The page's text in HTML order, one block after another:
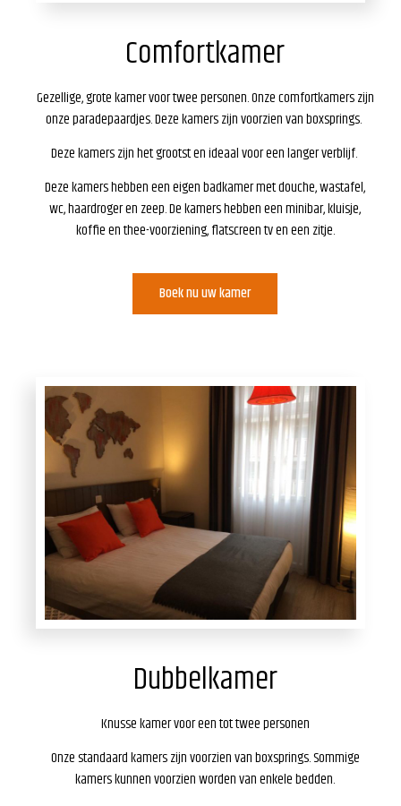
Comfortkamer
Gezellige, grote kamer voor twee personen. Onze comfortkamers zijn
onze paradepaardjes. Deze kamers zijn voorzien van boxsprings.
Deze kamers zijn het grootst en ideaal voor een langer verblijf.
Deze kamers hebben een eigen badkamer met douche, wastafel,
wc, haardroger en zeep. De kamers hebben een minibar, kluisje,
koffie en thee-voorziening, flatscreen tv en een zitje.
Boek nu uw kamer
Dubbelkamer
Knusse kamer voor een tot twee personen
Onze standaard kamers zijn voorzien van boxsprings. Sommige
kamers kunnen voorzien worden van enkele bedden.